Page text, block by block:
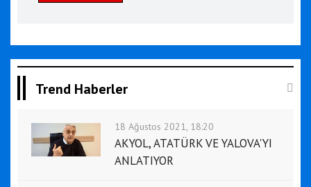
Trend Haberler
18 Ağustos 2021, 18:20
AKYOL, ATATÜRK VE YALOVA'YI
ANLATIYOR